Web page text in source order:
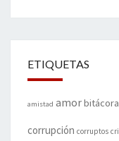
ETIQUETAS
amistad amorbitácora
corrupción corruptos